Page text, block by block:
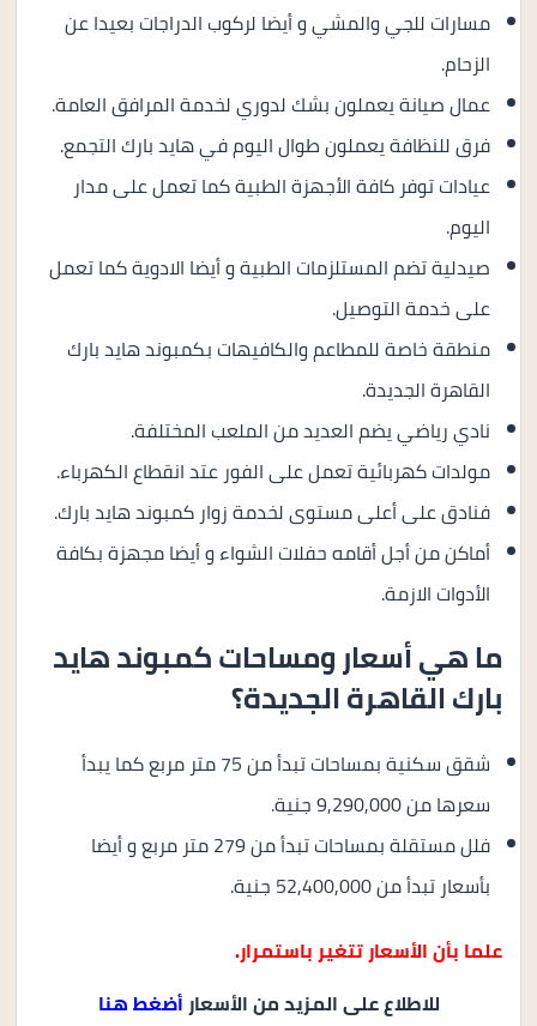
مسارات للجي والمشي و أيضا لركوب الدراجات بعيدا عن
الزحام.
عمال صيانة يعملون بشك لدوري لخدمة المرافق العامة.
فرق للنظافة يعملون طوال اليوم في هايد بارك التجمع.
عيادات توفر كافة الأجهزة الطبية كما تعمل على مدار
اليوم.
صيدلية تضم المستلزمات الطبية و أيضا الادوية كما تعمل
على خدمة التوصيل.
منطقة خاصة للمطاعم والكافيهات بكمبوند هايد بارك
القاهرة الجديدة.
نادي رياضي يضم العديد من الملعب المختلفة.
مولدات كهربائية تعمل على الفور عتد انقطاع الكهرباء.
فنادق على أعلى مستوى لخدمة زوار كمبوند هايد بارك.
أماكن من أجل أقامه حفلات الشواء و أيضا مجهزة بكافة
الأدوات الازمة.
ما هي أسعار ومساحات كمبوند هايد
بارك القاهرة الجديدة؟
شقق سكنية بمساحات تبدأ من 75 متر مربع كما يبدأ
سعرها من 9,290,000 جنية.
فلل مستقلة بمساحات تبدأ من 279 متر مربع و أيضا
بأسعار تبدأ من 52,400,000 جنية.
علما بأن الأسعار تتغير باستمرار.
للاطلاع على المزيد من الأسعار أضغط هنا